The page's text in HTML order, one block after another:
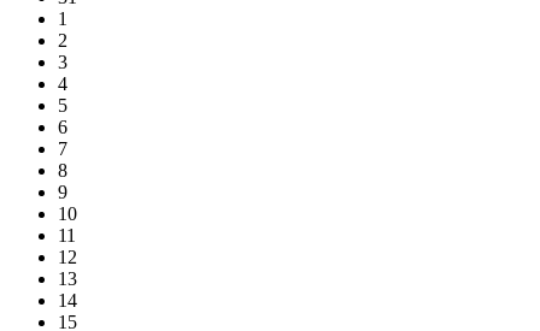
1
2
3
4
5
6
7
8
9
10
11
12
13
14
15